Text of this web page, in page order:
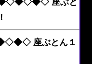
座ぶと
座ぶとん１